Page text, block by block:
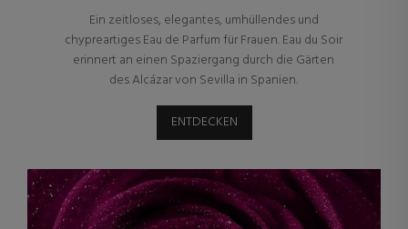
Ein zeitloses, elegantes, umhüllendes und
chypreartiges Eau de Parfum für Frauen. Eau du Soir
erinnert an einen Spaziergang durch die Gärten
des Alcázar von Sevilla in Spanien.
ENTDECKEN